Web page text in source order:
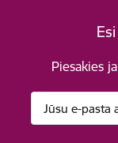
Piesakies